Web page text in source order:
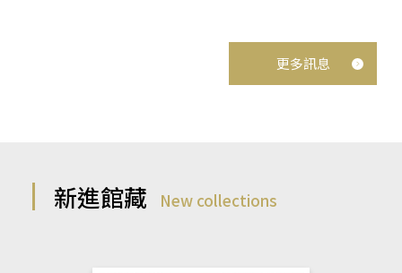
更多訊息
新進館藏 New collections